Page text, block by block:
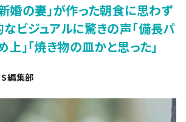
婚の妻」が作った朝食に思わず
ビジュアルに驚きの声「備長パ
上」「焼き物の皿かと思った」
編集部